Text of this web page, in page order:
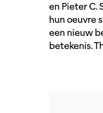
en Pieter C.
hun oeuvre
een nieuw
betekenis.